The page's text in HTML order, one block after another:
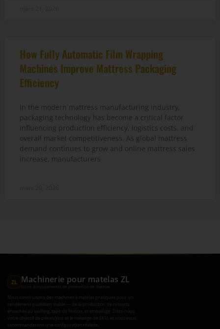
How Fully Automatic Film Wrapping
Machines Improve Mattress Packaging
Efficiency
In the modern mattress manufacturing industry,
packaging technology has become a critical factor
influencing production efficiency, logistics costs, and
overall market competitiveness. As global mattress
demand continues to grow and online mattress sales
increase, manufacturers
ZL Machinerie pour matelas ZL
Usine d'équipements de production de matelas
Nous construisons des machines à matelas pratiques pour un
rendement quotidien stable — de la production de ressorts
ensachés au quilting, tape de finition, et emballage. Dites-nous
votre objectif de pièces/jour et le mélange de SKU, et nous vous
recommanderons une configuration réaliste.